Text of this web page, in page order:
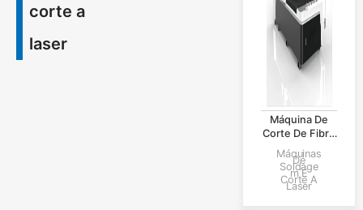
corte a
laser
Máquina De
Corte De Fibra
Óptica De
Plataforma
Única
Máquinas
De
Soldage
M E
Corte A
Laser